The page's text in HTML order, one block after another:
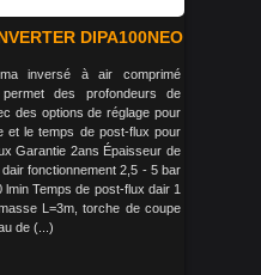
DIPA100NEO
inversé à air comprimé
des profondeurs de
des options de réglage pour
et le temps de post-flux pour
Garantie 2ans Épaisseur de
fonctionnement 2,5 - 5 bar
Temps de post-flux dair 1
L=3m, torche de coupe
de (...)